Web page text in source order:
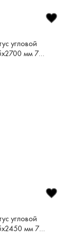
угловой
мм 7
черный
угловой
мм 7
белый